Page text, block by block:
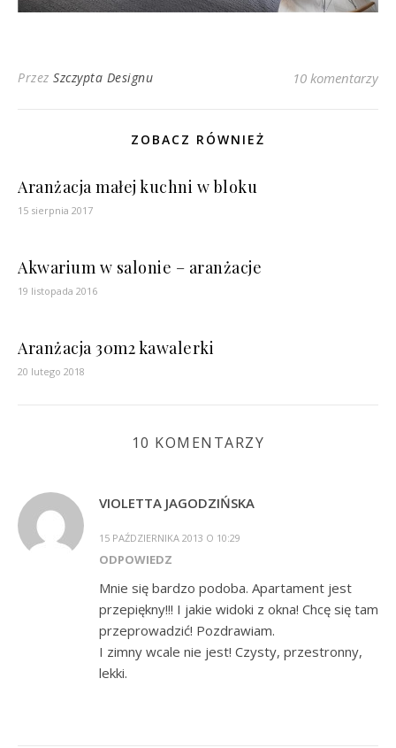
Przez Szczypta Designu 10 komentarzy
ZOBACZ RÓWNIEŻ
Aranżacja małej kuchni w bloku
15 sierpnia 2017
Akwarium w salonie – aranżacje
19 listopada 2016
Aranżacja 30m2 kawalerki
20 lutego 2018
10 KOMENTARZY
VIOLETTA JAGODZIŃSKA
15 PAŹDZIERNIKA 2013 O 10:29
ODPOWIEDZ
Mnie się bardzo podoba. Apartament jest
przepiękny!!! I jakie widoki z okna! Chcę się tam
przeprowadzić! Pozdrawiam.
I zimny wcale nie jest! Czysty, przestronny,
lekki.